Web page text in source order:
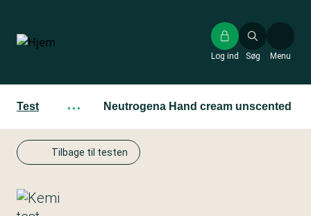
hovedindhold
Søg
Log ind Menu
Test ··· Neutrogena Hand cream unscented
Tilbage til testen